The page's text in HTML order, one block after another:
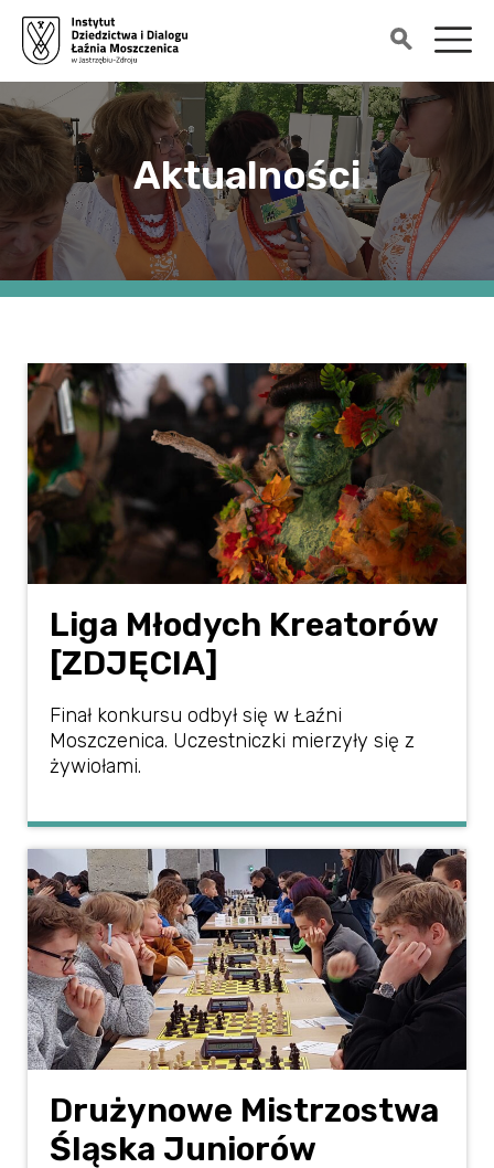
Aktualności
Liga Młodych Kreatorów
[ZDJĘCIA]
Finał konkursu odbył się w Łaźni
Moszczenica. Uczestniczki mierzyły się z
żywiołami.
Drużynowe Mistrzostwa
Śląska Juniorów